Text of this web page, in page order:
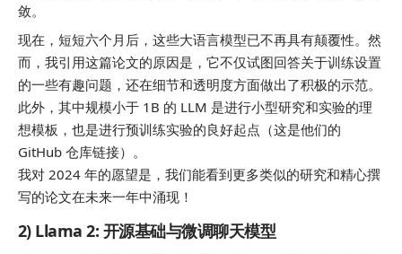
敛。
现在，短短六个月后，这些大语言模型已不再具有颠覆性。然
而，我引用这篇论文的原因是，它不仅试图回答关于训练设置
的一些有趣问题，还在细节和透明度方面做出了积极的示范。
此外，其中规模小于 1B 的 LLM 是进行小型研究和实验的理
想模板，也是进行预训练实验的良好起点（这是他们的
GitHub 仓库链接）。
我对 2024 年的愿望是，我们能看到更多类似的研究和精心撰
写的论文在未来一年中涌现！
2) Llama 2: 开源基础与微调聊天模型